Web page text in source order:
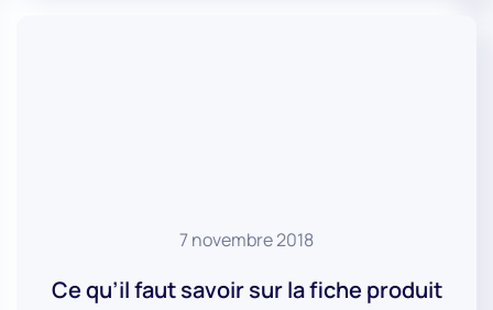
7 novembre 2018
Ce qu’il faut savoir sur la fiche produit